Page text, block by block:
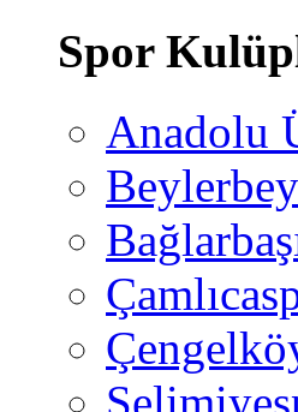
Spor
Anadolu